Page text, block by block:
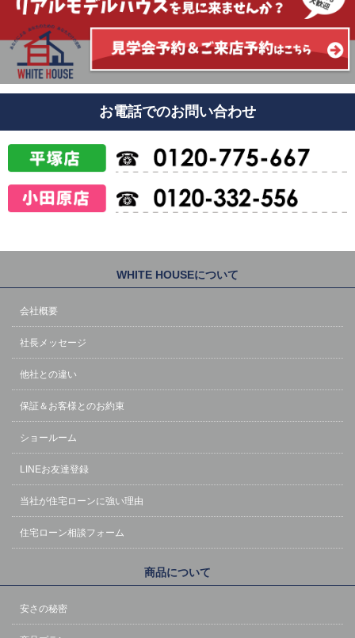
お電話でのお問い合わせ
WHITE HOUSEについて
会社概要
社長メッセージ
他社との違い
保証＆お客様とのお約束
ショールーム
LINEお友達登録
当社が住宅ローンに強い理由
住宅ローン相談フォーム
商品について
安さの秘密